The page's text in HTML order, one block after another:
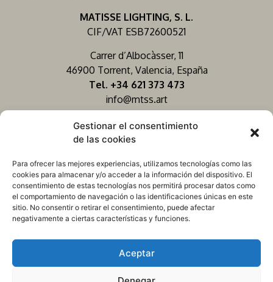
Gestionar el consentimiento
de las cookies
Para ofrecer las mejores experiencias, utilizamos tecnologías como las
cookies para almacenar y/o acceder a la información del dispositivo. El
consentimiento de estas tecnologías nos permitirá procesar datos como
el comportamiento de navegación o las identificaciones únicas en este
sitio. No consentir o retirar el consentimiento, puede afectar
negativamente a ciertas características y funciones.
Aceptar
MATISSE LIGHTING, S. L.
CIF/VAT ESB72600521
Carrer d’Albocàsser, 11
46900 Torrent, Valencia, España
Tel. +34 621 373 473
info@mtss.art
Proyecto Web Financiado por la Unión Europea –
NextGenerationEU